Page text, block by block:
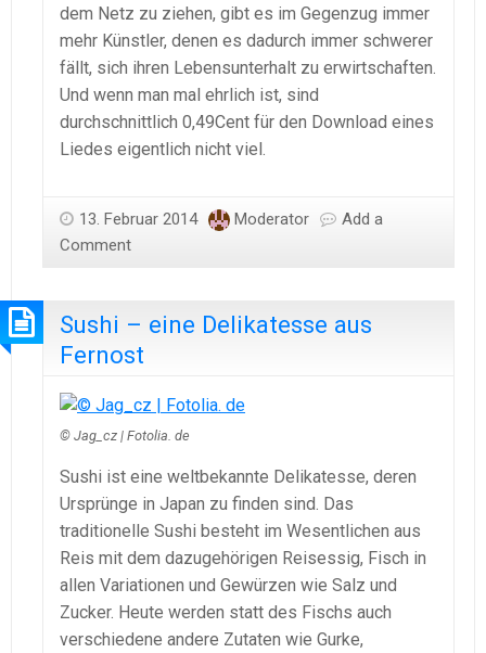
dem Netz zu ziehen, gibt es im Gegenzug immer
mehr Künstler, denen es dadurch immer schwerer
fällt, sich ihren Lebensunterhalt zu erwirtschaften.
Und wenn man mal ehrlich ist, sind
durchschnittlich 0,49Cent für den Download eines
Liedes eigentlich nicht viel.
13. Februar 2014 Moderator
Add a
Comment
Sushi – eine Delikatesse aus
Fernost
© Jag_cz | Fotolia. de
Sushi ist eine weltbekannte Delikatesse, deren
Ursprünge in Japan zu finden sind. Das
traditionelle Sushi besteht im Wesentlichen aus
Reis mit dem dazugehörigen Reisessig, Fisch in
allen Variationen und Gewürzen wie Salz und
Zucker. Heute werden statt des Fischs auch
verschiedene andere Zutaten wie Gurke,